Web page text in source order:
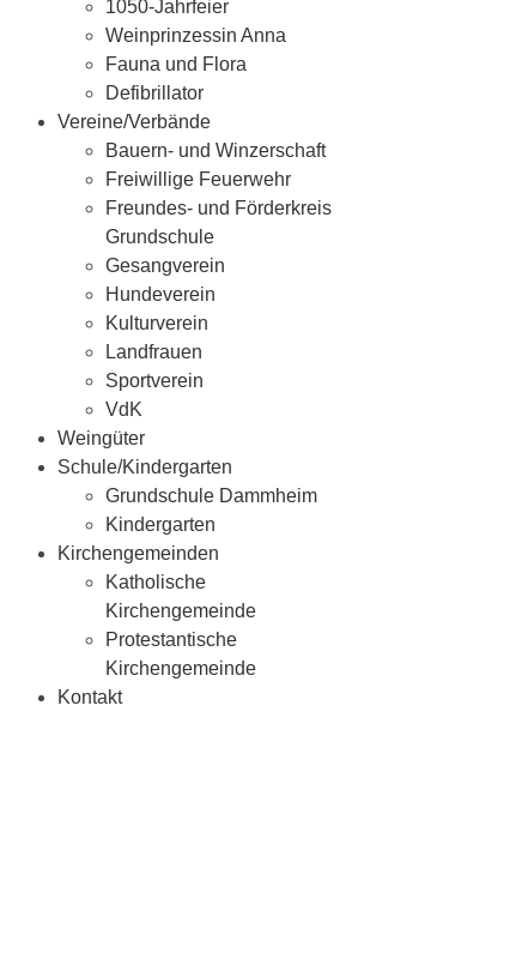
1050-Jahrfeier
Weinprinzessin Anna
Fauna und Flora
Defibrillator
Vereine/Verbände
Bauern- und Winzerschaft
Freiwillige Feuerwehr
Freundes- und Förderkreis
Grundschule
Gesangverein
Hundeverein
Kulturverein
Landfrauen
Sportverein
VdK
Weingüter
Schule/Kindergarten
Grundschule Dammheim
Kindergarten
Kirchengemeinden
Katholische
Kirchengemeinde
Protestantische
Kirchengemeinde
Kontakt